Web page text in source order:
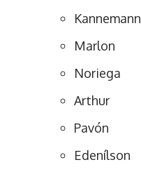
Kannemann
Marlon
Noriega
Arthur
Pavón
Edenílson